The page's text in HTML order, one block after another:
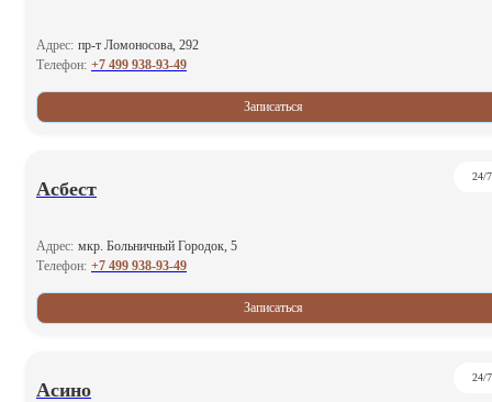
Адрес: пр-т Ломоносова, 292
Телефон: +7 499 938-93-49
Записаться
Асбест
24/7
Адрес: мкр. Больничный Городок, 5
Телефон: +7 499 938-93-49
Записаться
Асино
24/7